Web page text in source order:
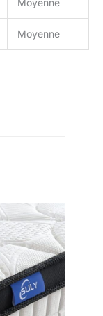
Moyenne
Moyenne